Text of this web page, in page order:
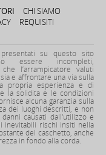
CHI SIAMO
REQUISITI
su questo sito
essere incompleti,
l’arrampicatore valuti
e affrontare una via sulla
propria esperienza e di
la solidità e le condizioni
alcuna garanzia sulla
dei luoghi descritti, e non
causati dall'utilizzo e
inevitabili rischi insiti nella
del caschetto, anche
in fondo alla corda.